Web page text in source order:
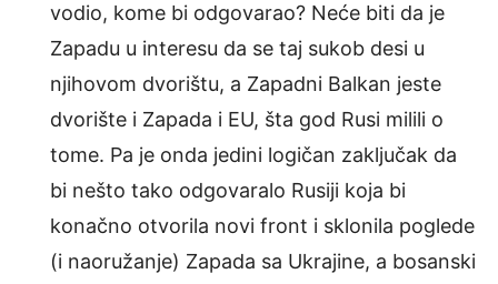
vodio, kome bi odgovarao? Neće biti da je
Zapadu u interesu da se taj sukob desi u
njihovom dvorištu, a Zapadni Balkan jeste
dvorište i Zapada i EU, šta god Rusi milili o
tome. Pa je onda jedini logičan zaključak da
bi nešto tako odgovaralo Rusiji koja bi
konačno otvorila novi front i sklonila poglede
(i naoružanje) Zapada sa Ukrajine, a bosanski